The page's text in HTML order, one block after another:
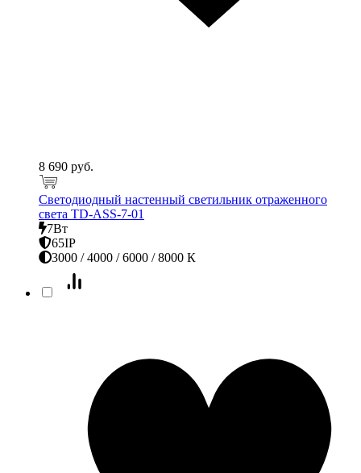
8 690 руб.
Светодиодный настенный светильник отраженного
света TD-ASS-7-01
7Вт
65IP
3000 / 4000 / 6000 / 8000 К